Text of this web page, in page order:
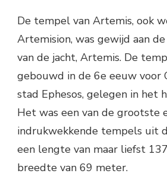
De tempel van Artemis, ook
Artemision, was gewijd aan
van de jacht, Artemis. De
gebouwd in de 6e eeuw voor
stad Ephesos, gelegen in het
Het was een van de grootste
indrukwekkende tempels uit
een lengte van maar liefst
breedte van 69 meter.